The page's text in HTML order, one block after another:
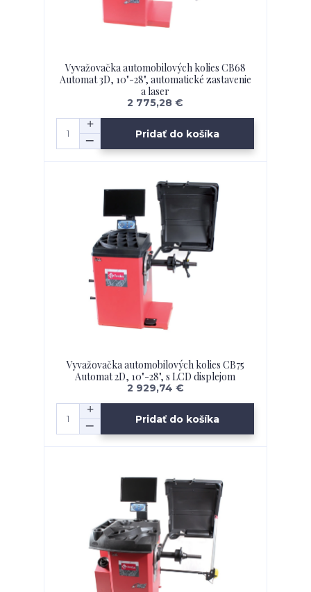
Vyvažovačka automobilových kolies CB68
Automat 3D, 10"-28", automatické zastavenie
a laser
2 775,28 €
Pridať do košíka
Vyvažovačka automobilových kolies CB75
Automat 2D, 10"-28", s LCD displejom
2 929,74 €
Pridať do košíka